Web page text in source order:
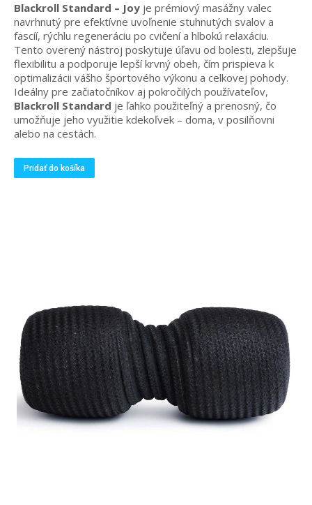
Blackroll Standard – Joy je prémiový masážny valec
navrhnutý pre efektívne uvoľnenie stuhnutých svalov a
fascíí, rýchlu regeneráciu po cvičení a hlbokú relaxáciu.
Tento overený nástroj poskytuje úľavu od bolesti, zlepšuje
flexibilitu a podporuje lepší krvný obeh, čím prispieva k
optimalizácii vášho športového výkonu a celkovej pohody.
Ideálny pre začiatočníkov aj pokročilých používateľov,
Blackroll Standard je ľahko použiteľný a prenosný, čo
umožňuje jeho využitie kdekoľvek – doma, v posilňovni
alebo na cestách.
Pridať do košíka